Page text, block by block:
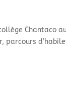
Chantaco
parcours